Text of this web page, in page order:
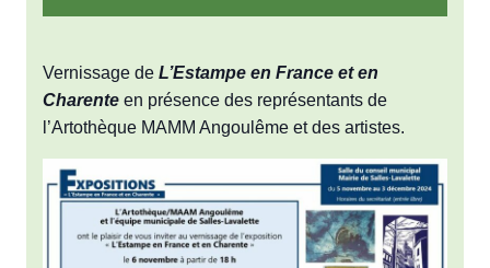
Vernissage de L’Estampe en France et en
Charente en présence des représentants de
l’Artothèque MAMM Angoulême et des artistes.